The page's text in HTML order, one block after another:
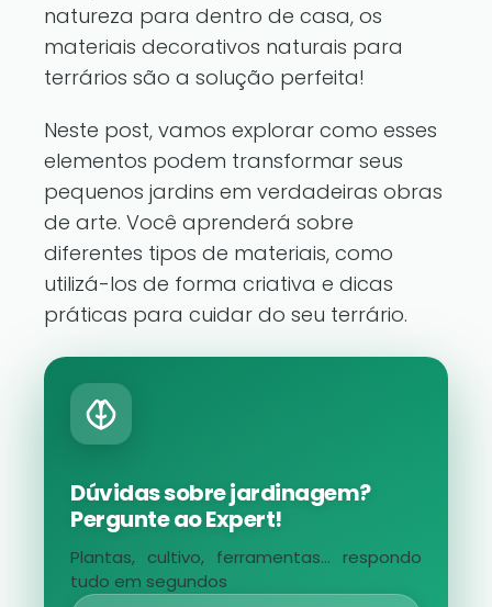
natureza para dentro de casa, os
materiais decorativos naturais para
terrários são a solução perfeita!
Neste post, vamos explorar como esses
elementos podem transformar seus
pequenos jardins em verdadeiras obras
de arte. Você aprenderá sobre
diferentes tipos de materiais, como
utilizá-los de forma criativa e dicas
práticas para cuidar do seu terrário.
Dúvidas sobre jardinagem?
Pergunte ao Expert!
Plantas, cultivo, ferramentas... respondo
tudo em segundos